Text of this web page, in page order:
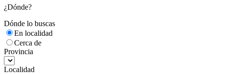
¿Dónde?
Dónde lo buscas
En localidad
Cerca de
Provincia
Localidad